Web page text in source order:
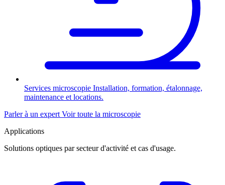
Services microscopie Installation, formation, étalonnage,
maintenance et locations.
Parler à un expert Voir toute la microscopie
Applications
Solutions optiques par secteur d'activité et cas d'usage.